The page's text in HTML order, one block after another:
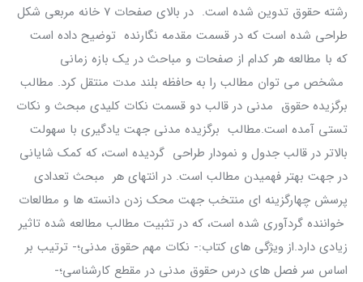
رشته حقوق تدوین شده است. در بالای صفحات 7 خانه مربعی شکل
طراحی شده است که در قسمت مقدمه نگارنده توضیح داده است
که با مطالعه هر کدام از صفحات و مباحث در یک بازه زمانی
مشخص می توان مطالب را به حافظه بلند مدت منتقل کرد. مطالب
برگزیده حقوق مدنی در قالب دو قسمت نکات کلیدی مبحث و نکات
تستی آمده است.مطالب برگزیده مدنی جهت یادگیری با سهولت
بالاتر در قالب جدول و نمودار طراحی گردیده است، که کمک شایانی
در جهت بهتر فهمیدن مطالب است. در انتهای هر مبحث تعدادی
پرسش چهارگزینه ای منتخب جهت محک زدن دانسته ها و مطالعات
خواننده گردآوری شده است، که در تثبیت مطالب مطالعه شده تاثیر
زیادی دارد.از ویژگی های کتاب:- نکات مهم حقوق مدنی؛- ترتیب بر
اساس سر فصل های درس حقوق مدنی در مقطع کارشناسی؛-